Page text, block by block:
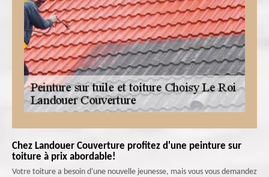
Chez Landouer Couverture profitez d'une peinture sur
toiture à prix abordable!
Votre toiture a besoin d'une nouvelle jeunesse, mais vous vous demandez